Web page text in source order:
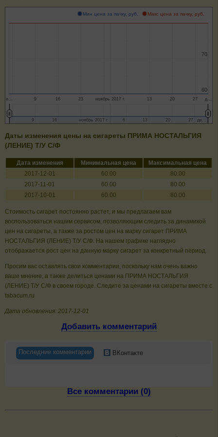
Мин цена за пачку, руб. Макс цена за пачку, руб.
о… ноябрь 2017 г. д…
9 16 23 13 20 27
60
60
70
70
ноябрь 2017 г.
ноябрь 2017 г. де…
де…
9
9 16
16 6
6 13
13 20
20 27
27
Даты изменения цены на сигареты ПРИМА НОСТАЛЬГИЯ
(ЛЕНИЕ) Т/У С/Ф
Дата изменения Минимальная цена
Максимальная цена
2017-12-01
60.00
80.00
2017-11-01
60.00
80.00
2017-10-01
60.00 80.00
Стоимость сигарет постоянно растет, и мы предлагаем вам
воспользоваться нашим сервисом, позволяющим следить за динамикой
цен на сигареты, а также за ростом цен на марку сигарет ПРИМА
НОСТАЛЬГИЯ (ЛЕНИЕ) Т/У С/Ф. На нашем графике наглядно
отображается рост цен на данную марку сигарет за конкретный период.
Просим вас оставлять свои комментарии, поскольку нам очень важно
ваше мнение, а также делиться ценами на ПРИМА НОСТАЛЬГИЯ
(ЛЕНИЕ) Т/У С/Ф в своем городе. Следите за ценами на сигареты вместе с
tabacum.ru
Дата обновления: 2017-12-01
Добавить комментарий
Последние комментарии ВКонтакте
Все комментарии (0)